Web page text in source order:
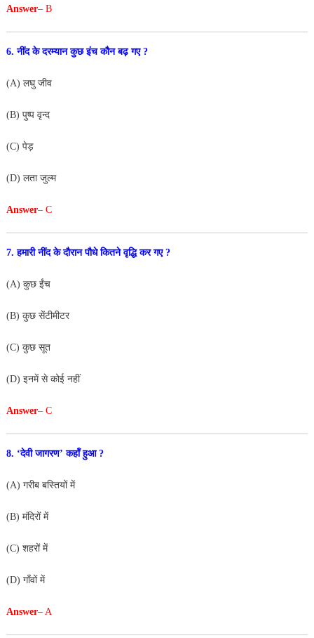
Answer– B
6. नींद के दरम्यान कुछ इंच कौन बढ़ गए ?
(A) लघु जीव
(B) पुष्प वृन्द
(C) पेड़
(D) लता जुल्म
Answer– C
7. हमारी नींद के दौरान पौधे कितने वृद्धि कर गए ?
(A) कुछ ईंच
(B) कुछ सेंटीमीटर
(C) कुछ सूत
(D) इनमें से कोई नहीं
Answer– C
8. ‘देवी जागरण’ कहाँ हुआ ?
(A) गरीब बस्तियों में
(B) मंदिरों में
(C) शहरों में
(D) गाँवों में
Answer– A